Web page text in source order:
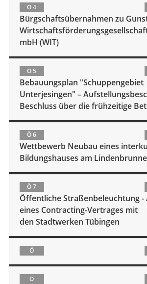
Ö 4
Bürgschaftsübernahmen zu
mbH (WIT)
Ö 5
Bebauungsplan "Schuppengebiet
Unterjesingen" –
Beschluss über die frühzeitige
Ö 6
Wettbewerb Neubau eines
Bildungshauses am
Ö 7
Öffentliche Straßenbeleuchtung -
eines Contracting-Vertrages mit
den Stadtwerken Tübingen
Ö
Ö